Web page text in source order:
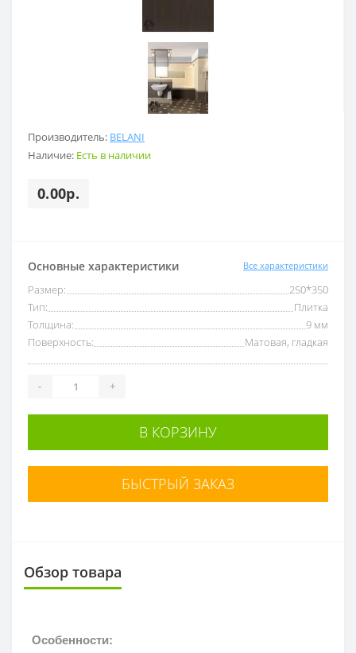
Производитель: BELANI
Наличие: Есть в наличии
0.00р.
Основные характеристики Все характеристики
Размер:
250*350
Тип:
Плитка
Толщина:
9 мм
Поверхность:
Матовая, гладкая
- +
В КОРЗИНУ
БЫСТРЫЙ ЗАКАЗ
Обзор товара
Особенности: